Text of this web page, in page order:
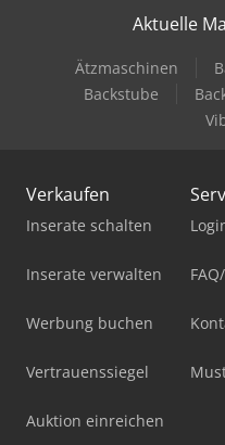
Aktuelle
Ätzmaschinen
Backstube
Verkaufen
Inserate schalten
Inserate verwalten
Werbung buchen
Vertrauenssiegel
Auktion einreichen